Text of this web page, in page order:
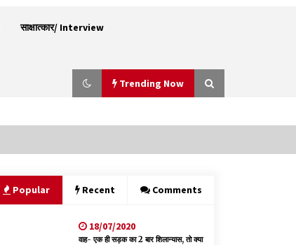
साक्षात्कार/ Interview
Trending Now
06/08/2026
बड़ी ख़बर – अनुबंध कर्मचारियों को बैक डेट से नहीं मिलेगा
नियमितीकरण, शिक्षा निदेशालय ने जारी किया स्पष्टीकरण
Popular Recent Comments
18/07/2020
वाह- एक ही सड़क का 2 बार शिलान्यास, तो क्या